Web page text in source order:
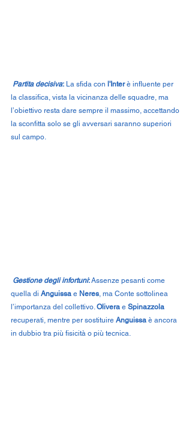
Partita decisiva: La sfida con l'Inter è influente per
la classifica, vista la vicinanza delle squadre, ma
l’obiettivo resta dare sempre il massimo, accettando
la sconfitta solo se gli avversari saranno superiori
sul campo.
Gestione degli infortuni: Assenze pesanti come
quella di Anguissa e Neres, ma Conte sottolinea
l’importanza del collettivo. Olivera e Spinazzola
recuperati, mentre per sostituire Anguissa è ancora
in dubbio tra più fisicità o più tecnica.